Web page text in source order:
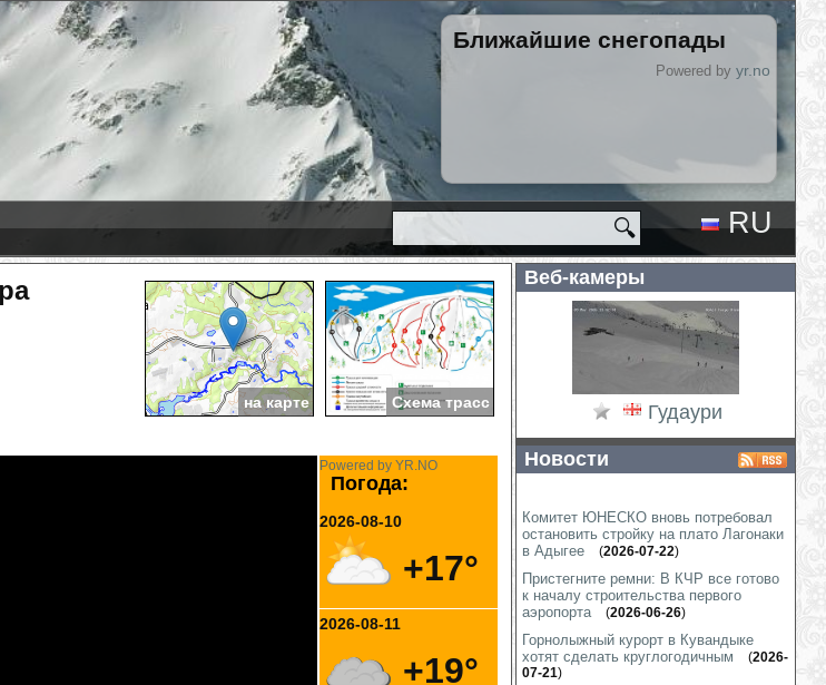
Ближайшие снегопады
Powered by yr.no
+1 см снега
RU
🔍
Схема трасс
на карте
Powered by YR.NO
Погода:
2026-08-10
+17°
2026-08-11
+19°
Веб-камеры
Гудаури
Новости
Комитет ЮНЕСКО вновь потребовал
остановить стройку на плато Лагонаки
в Адыгее
(2026-07-22)
Пристегните ремни: В КЧР все готово
к началу строительства первого
аэропорта
(2026-06-26)
Горнолыжный курорт в Кувандыке
хотят сделать круглогодичным
(2026-
07-21)